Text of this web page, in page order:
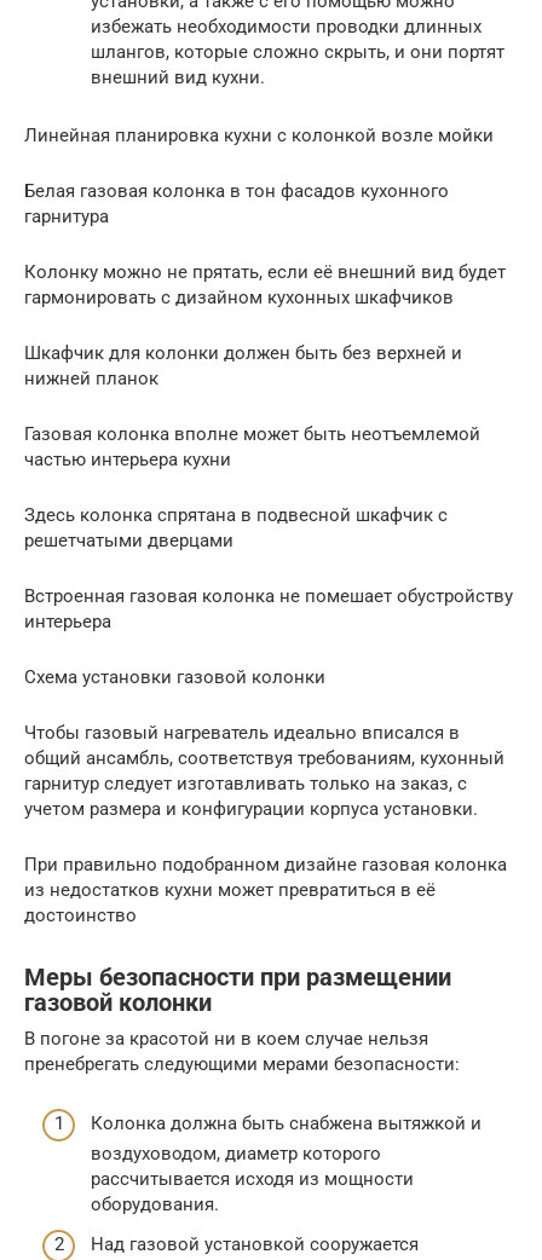
избежать необходимости проводки длинных
шлангов, которые сложно скрыть, и они портят
внешний вид кухни.
Линейная планировка кухни с колонкой возле мойки
Белая газовая колонка в тон фасадов кухонного
гарнитура
Колонку можно не прятать, если её внешний вид будет
гармонировать с дизайном кухонных шкафчиков
Шкафчик для колонки должен быть без верхней и
нижней планок
Газовая колонка вполне может быть неотъемлемой
частью интерьера кухни
Здесь колонка спрятана в подвесной шкафчик с
решетчатыми дверцами
Встроенная газовая колонка не помешает обустройству
интерьера
Схема установки газовой колонки
Чтобы газовый нагреватель идеально вписался в
общий ансамбль, соответствуя требованиям, кухонный
гарнитур следует изготавливать только на заказ, с
учетом размера и конфигурации корпуса установки.
При правильно подобранном дизайне газовая колонка
из недостатков кухни может превратиться в её
достоинство
Меры безопасности при размещении
газовой колонки
В погоне за красотой ни в коем случае нельзя
пренебрегать следующими мерами безопасности:
Колонка должна быть снабжена вытяжкой и
воздуховодом, диаметр которого
рассчитывается исходя из мощности
оборудования.
Над газовой установкой сооружается